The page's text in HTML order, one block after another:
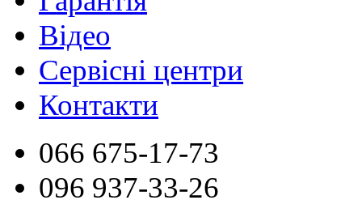
Відео
Сервісні центри
Контакти
066 675-17-73
096 937-33-26